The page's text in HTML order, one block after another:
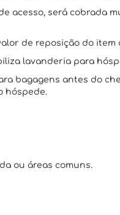
acesso, será cobrada
de reposição do item
lavanderia para
bagagens antes do
hóspede.
ou áreas comuns.